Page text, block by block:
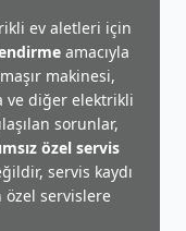
ev aletleri için
amacıyla
makinesi,
ve diğer elektrikli
sorunlar,
özel servis
servis kaydı
özel servislere